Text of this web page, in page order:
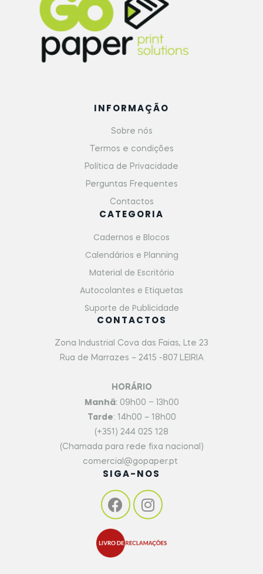
INFORMAÇÃO
Sobre nós
Termos e condições
Política de Privacidade
Perguntas Frequentes
Contactos
CATEGORIA
Cadernos e Blocos
Calendários e Planning
Material de Escritório
Autocolantes e Etiquetas
Suporte de Publicidade
CONTACTOS
Zona Industrial Cova das Faias, Lte 23
Rua de Marrazes – 2415 -807 LEIRIA
HORÁRIO
Manhã: 09h00 – 13h00
Tarde: 14h00 – 18h00
(+351) 244 025 128
(Chamada para rede fixa nacional)
comercial@gopaper.pt
SIGA-NOS